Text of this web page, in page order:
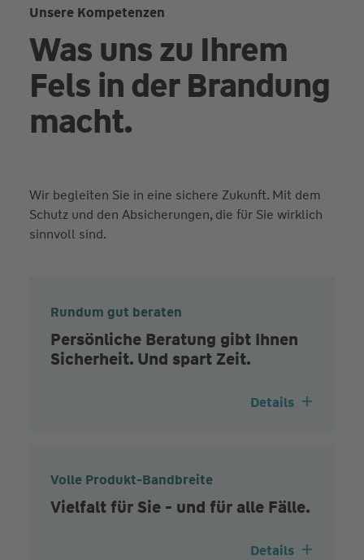
Unsere Kompetenzen
Was uns zu Ihrem
Fels in der Brandung
macht.
Wir begleiten Sie in eine sichere Zukunft. Mit dem
Schutz und den Absicherungen, die für Sie wirklich
sinnvoll sind.
Rundum gut beraten
Persönliche Beratung gibt Ihnen
Sicherheit. Und spart Zeit.
Details
Volle Produkt-Bandbreite
Vielfalt für Sie - und für alle Fälle.
Details